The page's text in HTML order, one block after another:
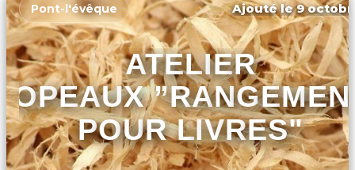
Pont-l'évêque Ajouté le 9
ATELIER
POUR LIVRES"